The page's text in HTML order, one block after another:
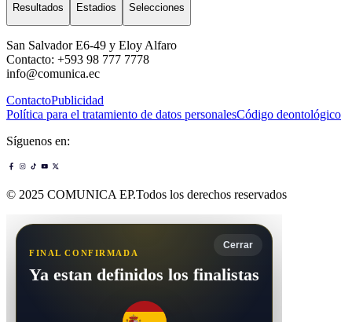
Resultados Estadios Selecciones
San Salvador E6-49 y Eloy Alfaro
Contacto: +593 98 777 7778
info@comunica.ec
ContactoPublicidad
Política para el tratamiento de datos personalesCódigo deontológico
Síguenos en:
© 2025 COMUNICA EP.Todos los derechos reservados
Cerrar
FINAL CONFIRMADA
Ya estan definidos los finalistas